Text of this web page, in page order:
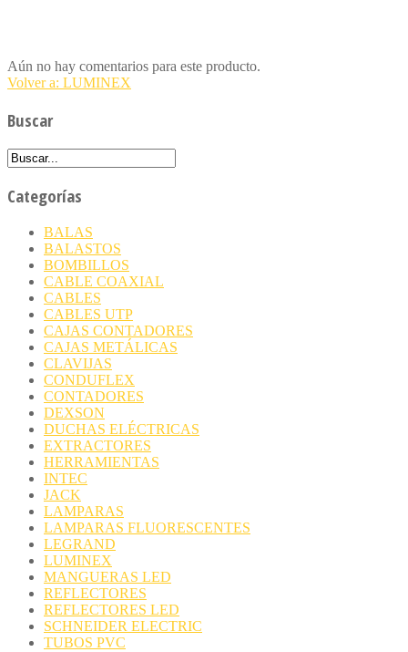
Aún no hay comentarios para este producto.
Volver a: LUMINEX
Buscar
Categorías
BALAS
BALASTOS
BOMBILLOS
CABLE COAXIAL
CABLES
CABLES UTP
CAJAS CONTADORES
CAJAS METÁLICAS
CLAVIJAS
CONDUFLEX
CONTADORES
DEXSON
DUCHAS ELÉCTRICAS
EXTRACTORES
HERRAMIENTAS
INTEC
JACK
LAMPARAS
LAMPARAS FLUORESCENTES
LEGRAND
LUMINEX
MANGUERAS LED
REFLECTORES
REFLECTORES LED
SCHNEIDER ELECTRIC
TUBOS PVC